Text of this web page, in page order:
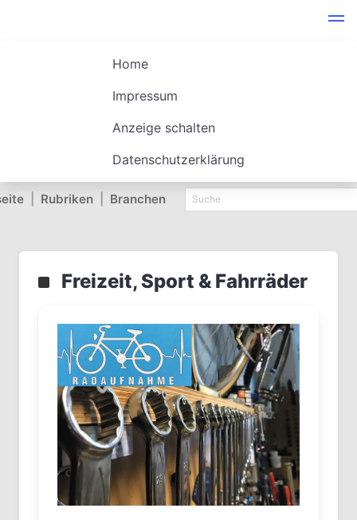
Home
Impressum
Anzeige schalten
Datenschutzerklärung
Rubriken Branchen
Freizeit, Sport & Fahrräder